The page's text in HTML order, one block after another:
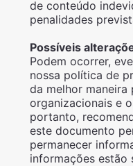
de conteúdo
penalidades
Possíveis
Podem ocorrer,
nossa política de
da melhor maneira
organizacionais e
portanto,
este documento
permanecer
informações estão